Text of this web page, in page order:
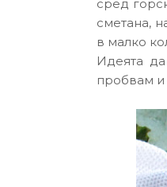
сред
сметана,
в малко
Идеята
пробвам и